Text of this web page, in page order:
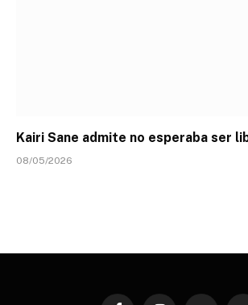
Kairi Sane admite no esperaba ser
08/05/2026